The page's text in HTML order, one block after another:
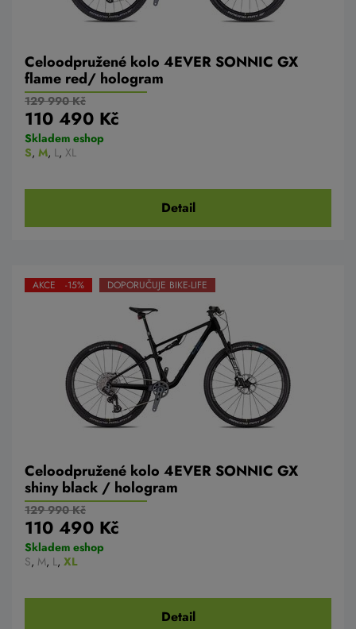
Celoodpružené kolo 4EVER SONNIC GX
flame red/ hologram
129 990 Kč
110 490 Kč
Skladem eshop
S, M, L, XL
Detail
Celoodpružené kolo 4EVER SONNIC GX
shiny black / hologram
AKCE -15% DOPORUČUJE BIKE-LIFE
129 990 Kč
110 490 Kč
Skladem eshop
S, M, L, XL
Detail